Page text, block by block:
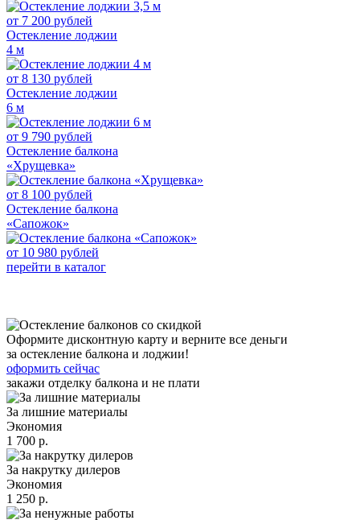
от 7 200 рублей
Остекление лоджии
4 м
от 8 130 рублей
Остекление лоджии
6 м
от 9 790 рублей
Остекление балкона
«Хрущевка»
от 8 100 рублей
Остекление балкона
«Сапожок»
от 10 980 рублей
перейти в каталог
Оформите дисконтную карту и верните все деньги
за остекление балкона и лоджии!
оформить сейчас
закажи отделку балкона и не плати
За лишние материалы
Экономия
1 700 р.
За накрутку дилеров
Экономия
1 250 р.